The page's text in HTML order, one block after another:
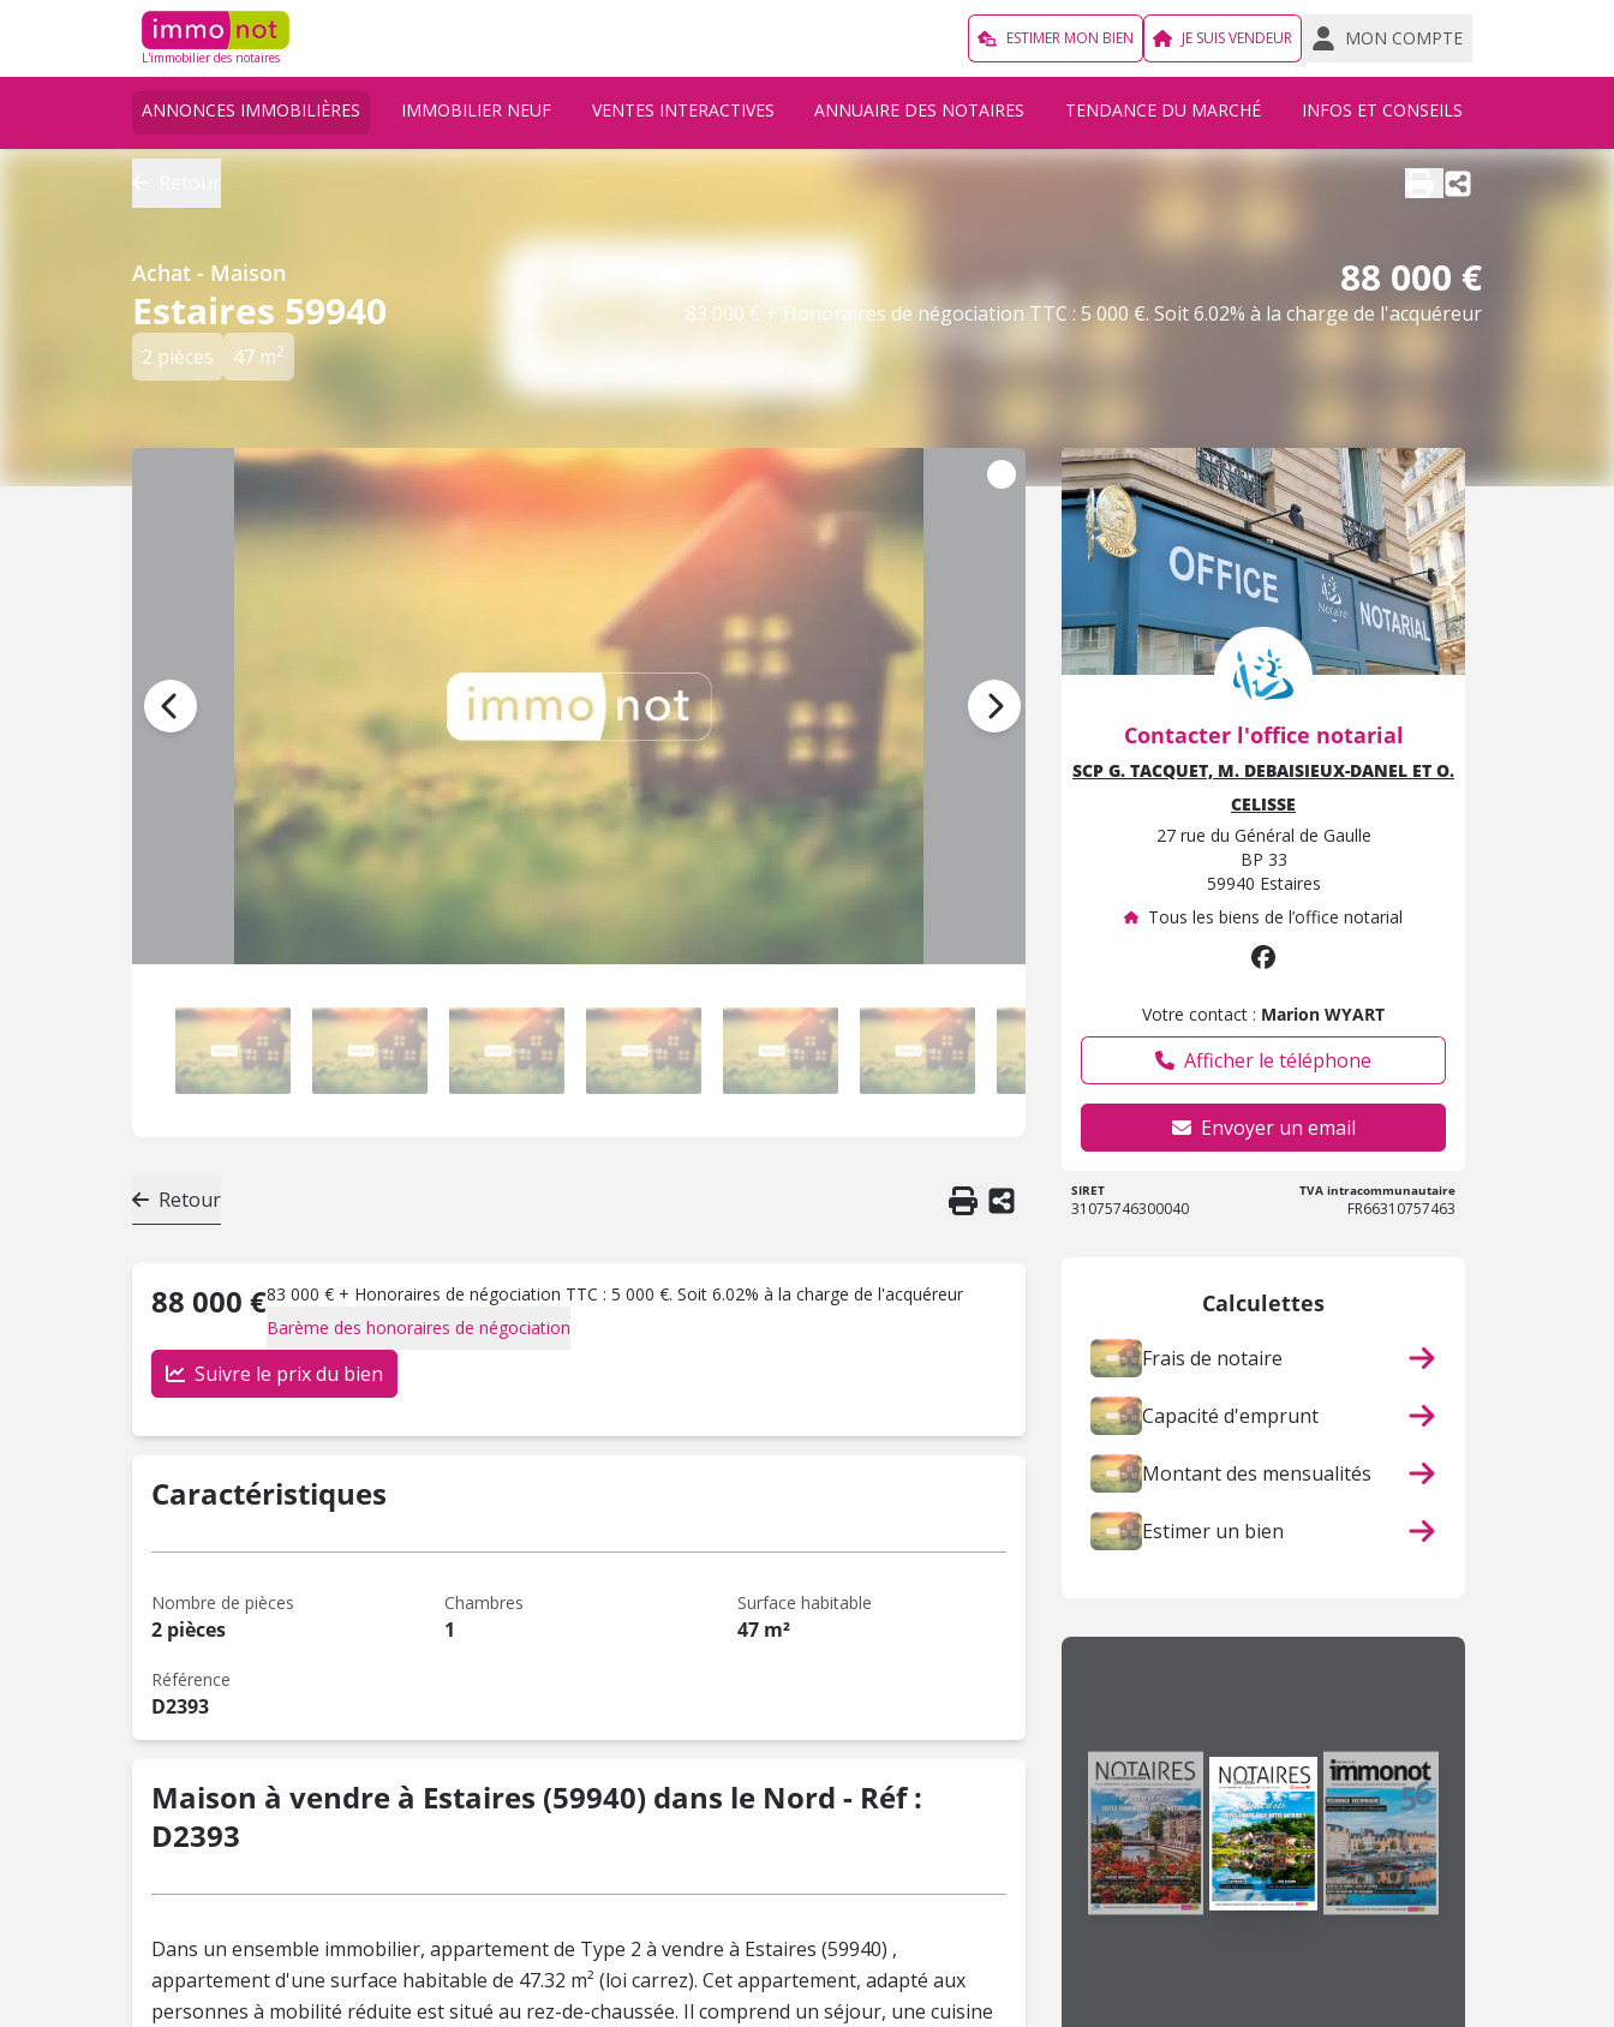
L'immobilier des notaires
ESTIMER MON BIEN JE SUIS VENDEUR MON COMPTE
ANNONCES IMMOBILIÈRES IMMOBILIER NEUF VENTES INTERACTIVES ANNUAIRE DES NOTAIRES TENDANCE DU MARCHÉ INFOS ET CONSEILS
Achat - Maison
Estaires 59940
2 pièces 47 m2
88 000 €
83 000 € + Honoraires de négociation TTC : 5 000 €. Soit 6.02% à la charge de l'acquéreur
Retour
88 000 €83 000 € + Honoraires de négociation TTC : 5 000 €. Soit 6.02% à la charge de l'acquéreur
Barème des honoraires de négociation
Suivre le prix du bien
Caractéristiques
Nombre de pièces
2 pièces
Chambres
1
Surface habitable
47 m²
Référence
D2393
Maison à vendre à Estaires (59940) dans le Nord - Réf :
D2393
Dans un ensemble immobilier, appartement de Type 2 à vendre à Estaires (59940) ,
appartement d'une surface habitable de 47.32 m² (loi carrez). Cet appartement, adapté aux
personnes à mobilité réduite est situé au rez-de-chaussée. Il comprend un séjour, une cuisine
Contacter l'office notarial
SCP G. TACQUET, M. DEBAISIEUX-DANEL ET O.
CELISSE
27 rue du Général de Gaulle
BP 33
59940 Estaires
Tous les biens de l’office notarial
Votre contact : Marion WYART
Afficher le téléphone
Envoyer un email
SIRET
31075746300040
TVA intracommunautaire
FR66310757463
Calculettes
Frais de notaire
Capacité d'emprunt
Montant des mensualités
Estimer un bien